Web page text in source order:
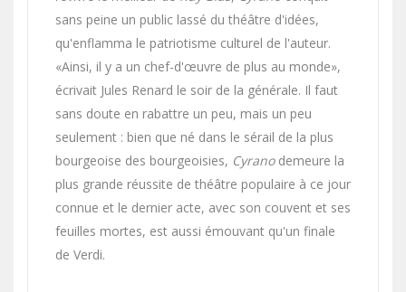
sans peine un public lassé du théâtre d'idées,
qu'enflamma le patriotisme culturel de l'auteur.
«Ainsi, il y a un chef-d'œuvre de plus au monde»,
écrivait Jules Renard le soir de la générale. Il faut
sans doute en rabattre un peu, mais un peu
seulement : bien que né dans le sérail de la plus
bourgeoise des bourgeoisies, Cyranodemeure la
plus grande réussite de théâtre populaire à ce jour
connue et le dernier acte, avec son couvent et ses
feuilles mortes, est aussi émouvant qu'un finale
de Verdi.